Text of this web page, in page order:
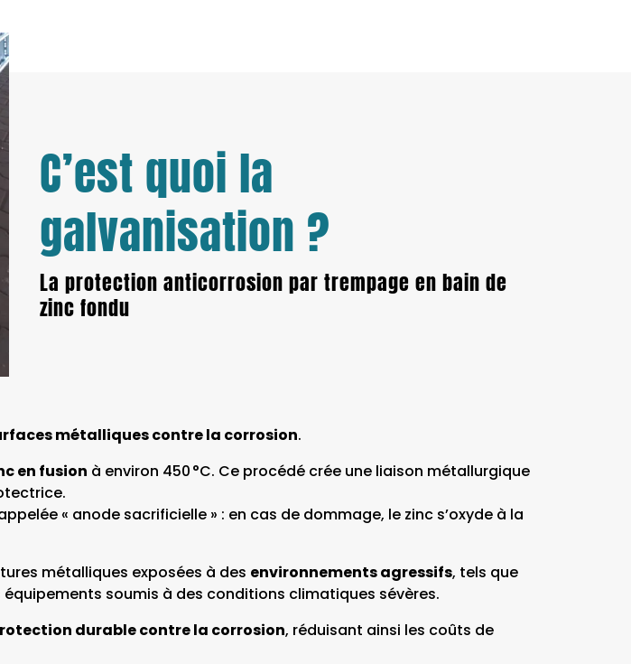
C’est quoi la
galvanisation ?
La protection anticorrosion par trempage en bain de
zinc fondu
métalliques contre la corrosion.
en fusion à environ 450 °C. Ce procédé crée une liaison métallurgique
« anode sacrificielle » : en cas de dommage, le zinc s’oxyde à la
métalliques exposées à des environnements agressifs, tels que
soumis à des conditions climatiques sévères.
durable contre la corrosion, réduisant ainsi les coûts de